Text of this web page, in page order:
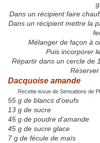
Dans un récipient faire
Dans un récipient mettre la
Mélanger de façon à
Puis incorporer
Répartir dans un cercle de
Dacquoise amande
Recette issue de Sensations de
55 g de blancs d'oeufs
13 g de sucre
45 g de poudre d'amande
45 g de sucre glace
7 g de fécule de maïs